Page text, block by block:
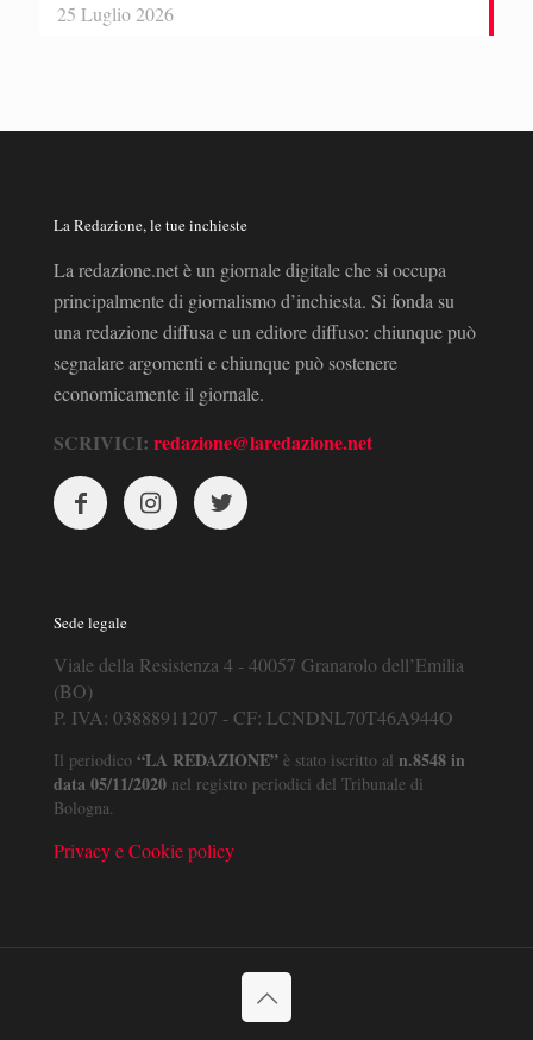
25 Luglio 2026
La Redazione, le tue inchieste
La redazione.net è un giornale digitale che si occupa
principalmente di giornalismo d’inchiesta. Si fonda su
una redazione diffusa e un editore diffuso: chiunque può
segnalare argomenti e chiunque può sostenere
economicamente il giornale.
SCRIVICI: redazione@laredazione.net
Sede legale
Viale della Resistenza 4 - 40057 Granarolo dell’Emilia
(BO)
P. IVA: 03888911207 - CF: LCNDNL70T46A944O
Il periodico “LA REDAZIONE” è stato iscritto al n.8548 in
data 05/11/2020 nel registro periodici del Tribunale di
Bologna.
Privacy e Cookie policy